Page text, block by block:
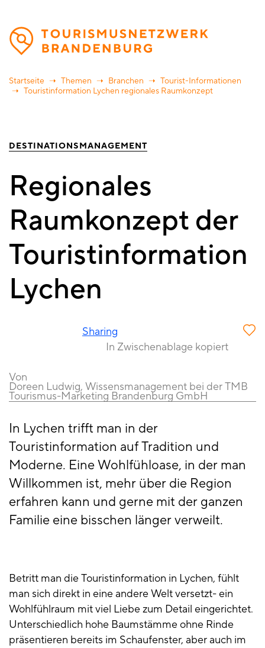
Direkt
zum
Inhalt
Startseite Themen Branchen
Tourist-Informationen
Touristinformation Lychen regionales Raumkonzept
DESTINATIONSMANAGEMENT
Regionales
Raumkonzept der
Touristinformation
Lychen
Sharing
In Zwischenablage kopiert
Von
Doreen Ludwig, Wissensmanagement bei der TMB
Tourismus-Marketing Brandenburg GmbH
In Lychen trifft man in der
Touristinformation auf Tradition und
Moderne. Eine Wohlfühloase, in der man
Willkommen ist, mehr über die Region
erfahren kann und gerne mit der ganzen
Familie eine bisschen länger verweilt.
Betritt man die Touristinformation in Lychen, fühlt
man sich direkt in eine andere Welt versetzt- ein
Wohlfühlraum mit viel Liebe zum Detail eingerichtet.
Unterschiedlich hohe Baumstämme ohne Rinde
präsentieren bereits im Schaufenster, aber auch im